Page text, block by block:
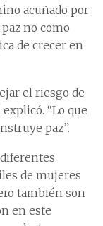
acuñado por
no como
de crecer en
el riesgo de
“Lo que
paz”.
de mujeres
también son
en este